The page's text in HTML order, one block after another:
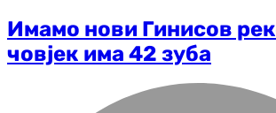
Имамо нови Гинисов
човјек има 42 зуба